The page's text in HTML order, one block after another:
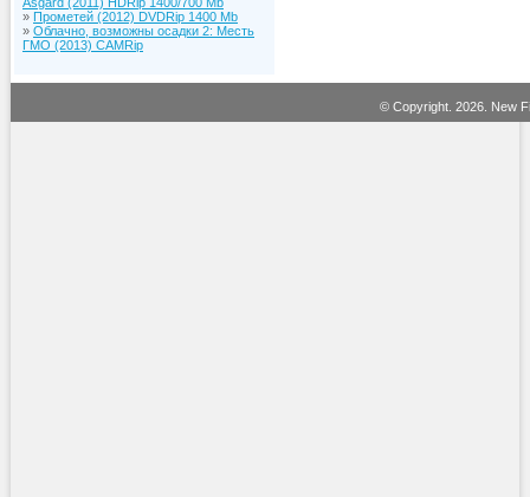
» Прометей (2012) DVDRip 1400 Mb
» Облачно, возможны осадки 2: Месть
ГМО (2013) CAMRip
© Copyright. 2026. New